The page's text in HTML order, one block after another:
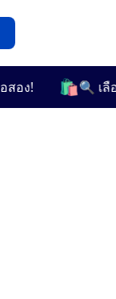
🛍️ 🔍 เลือกช